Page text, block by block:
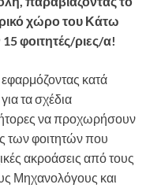
χώρο του Κάτω
φοιτητές/ριες/α!
κατά
τα σχέδια
να προχωρήσουν
των φοιτητών που
ακροάσεις από τους
Μηχανολόγους και